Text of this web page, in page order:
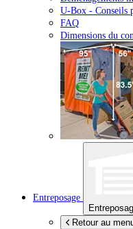
U-Box - Conseils
FAQ
Dimensions du
Entreposage
Retour au